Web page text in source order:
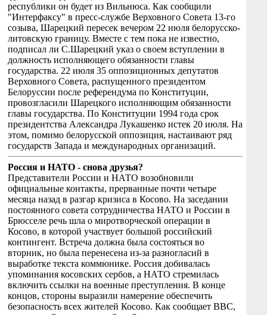
республики он будет из Вильнюса. Как сообщили
"Интерфаксу" в пресс-службе Верховного Совета 13-го
созыва, Шарецкий пересек вечером 22 июля белорусско-
литовскую границу. Вместе с тем пока не известно,
подписал ли С.Шарецкий указ о своем вступлении в
должность исполняющего обязанности главы
государства. 22 июля 35 оппозиционных депутатов
Верховного Совета, распущенного президентом
Белоруссии после референдума по Конституции,
провозгласили Шарецкого исполняющим обязанности
главы государства. По Конституции 1994 года срок
президентства Александра Лукашенко истек 20 июля. На
этом, помимо белорусской оппозиция, настаивают ряд
государств Запада и международных организаций.
Россия и НАТО - снова друзья?
Представители России и НАТО возобновили
официальные контакты, прерванные почти четыре
месяца назад в разгар кризиса в Косово. На заседании
постоянного совета сотрудничества НАТО и России в
Брюсселе речь шла о миротворческой операции в
Косово, в которой участвует большой российский
контингент. Встреча должна была состояться во
вторник, но была перенесена из-за разногласий в
выработке текста коммюнике. Россия добивалась
упоминания косовских сербов, а НАТО стремилась
включить ссылки на военные преступления. В конце
концов, стороны выразили намерение обеспечить
безопасность всех жителей Косово. Как сообщает BBC,